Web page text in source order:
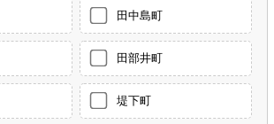
田中島町
田部井町
堤下町